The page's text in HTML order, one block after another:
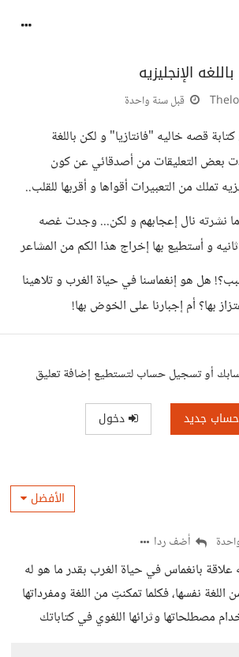
الإنجليزيه
قبل سنة واحدة
قصه خاليه "فانتازيا" و لكن باللغة
بعض التعليقات من أصدقائي عن كون
تملك من التعبيرات أقواها و أقربها للقلب..
نشرته نال إعجابهم و لكن... وجدت غصه
و أستطيع بها إخراج هذا الكم من المشاعر
هل هو إنغماسنا في حياة الغرب و تلاهينا
بها؟ أم إجبارنا على الخوض بها!
أو تسجيل حساب لتستطيع إضافة تعليق
حساب جديد دخول
الأفضل
أضف ردا
علاقة بانغماس في حياة الغرب بقدر ما هو له
نفسها، فكلما تمكنتِ من اللغة ومفرداتها
مصطلحاتها وثرائها اللغوي في كتاباتك